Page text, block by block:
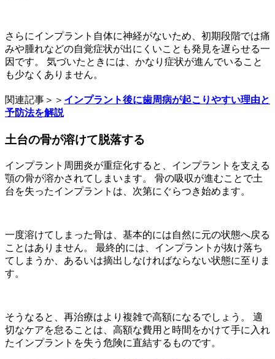
さらにインプラント自体に神経がないため、初期段階では痛
みや腫れなどの自覚症状が出にくいことも発見を遅らせる一
因です。 気づいたときには、かなり症状が進んでいること
も少なくありません。
関連記事＞＞ インプラント後に歯周病が起こりやすい理由と
予防法を解説
土台の骨が溶けて脱落する
インプラント周囲炎が重症化すると、インプラントを支える
顎の骨が溶かされてしまいます。 骨の吸収が進むことで土
台を失ったインプラントは、次第にぐらつき始めます。
一度溶けてしまった骨は、基本的には自然に元の状態へ戻る
ことはありません。 最終的には、インプラントが抜け落ち
てしまうか、あるいは摘出しなければならない状態に至りま
す。
そうなると、再治療はより複雑で高額になるでしょう。 適
切なケアを怠ることは、高額な費用と時間をかけて手に入れ
たインプラントを失う危険に直結するものです。